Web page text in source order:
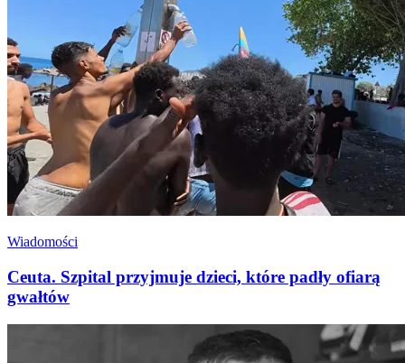
Wiadomości
Ceuta. Szpital przyjmuje dzieci, które padły ofiarą
gwałtów